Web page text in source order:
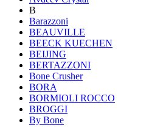
B
Barazzoni
BEAUVILLE
BEECK KUECHEN
BEIJING
BERTAZZONI
Bone Crusher
BORA
BORMIOLI ROCCO
BROGGI
By Bone